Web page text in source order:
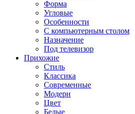
Форма
Угловые
Особенности
С компьютерным столом
Назначение
Под телевизор
Прихожие
Стиль
Классика
Современные
Модерн
Цвет
Белые